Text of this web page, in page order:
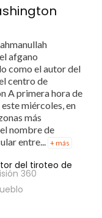
afgano
como el autor del
centro de
A primera hora de
miércoles, en
más
nombre de
entre... + más
del tiroteo de
360